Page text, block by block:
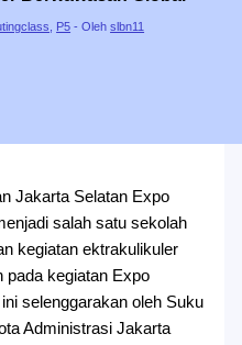
P5 - Olehslbn11
Jakarta Selatan Expo
salah satu sekolah
kegiatan ektrakulikuler
pada kegiatan Expo
selenggarakan oleh Suku
Administrasi Jakarta